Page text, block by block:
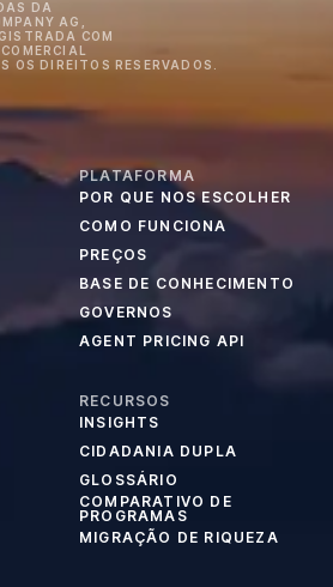
DA
AG,
COM
DIREITOS RESERVADOS.
PLATAFORMA
POR QUE NOS ESCOLHER
COMO FUNCIONA
PREÇOS
BASE DE CONHECIMENTO
GOVERNOS
AGENT PRICING API
RECURSOS
INSIGHTS
CIDADANIA DUPLA
GLOSSÁRIO
COMPARATIVO DE
PROGRAMAS
MIGRAÇÃO DE RIQUEZA